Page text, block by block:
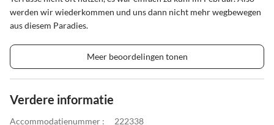
werden wir wiederkommen und uns dann nicht mehr wegbewegen
aus diesem Paradies.
Meer beoordelingen tonen
Verdere informatie
Accommodatienummer : 222338